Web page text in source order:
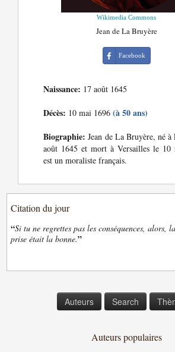
Wikimedia Commons
Jean de La Bruyère
Facebook
Naissance: 17 août 1645
Décès: 10 mai 1696(à 50 ans)
Biographie: Jean de La Bruyère, né à
août 1645 et mort à Versailles le 10
est un moraliste français.
Citation du jour
“Si tu ne regrettes pas les conséquences, alors,
prise était la bonne.”
Auteurs Search
Auteurs populaires